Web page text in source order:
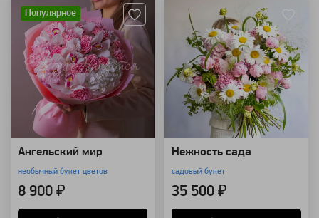
Популярное
Ангельский мир
необычный букет цветов
8 900 ₽
Нежность сада
садовый букет
35 500 ₽